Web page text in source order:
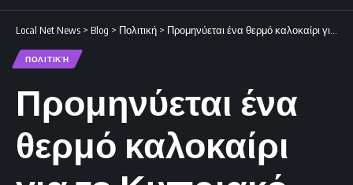
Local Net News > Blog > Πολιτική > Προμηνύεται ένα θερμό καλοκαίρι για το Κυπριακό.
ΠΟΛΙΤΙΚΉ
Προμηνύεται ένα
θερμό καλοκαίρι